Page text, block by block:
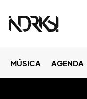
MÚSICA AGENDA